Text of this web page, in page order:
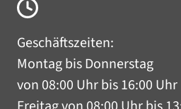
Geschäftszeiten:
Montag bis Donnerstag
von 08:00 Uhr bis 16:00 Uhr